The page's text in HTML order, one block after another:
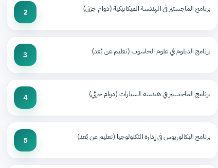
برنامج الماجستير في الهندسة الميكانيكية (دوام جزئي) 2
برنامج الدبلوم في علوم الحاسوب (تعليم عن بُعد) 3
برنامج الماجستير في هندسة السيارات (دوام جزئي) 4
برنامج البكالوريوس في إدارة التكنولوجيا (تعليم عن بُعد) 5